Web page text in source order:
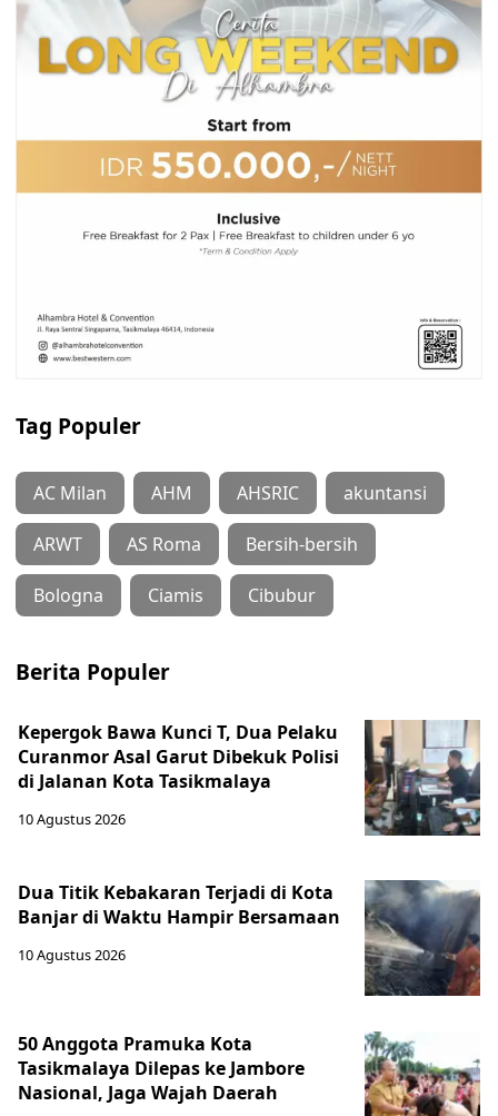
Tag Populer
AC Milan AHM AHSRIC akuntansi
ARWT AS Roma Bersih-bersih
Bologna Ciamis Cibubur
Berita Populer
Kepergok Bawa Kunci T, Dua Pelaku
Curanmor Asal Garut Dibekuk Polisi
di Jalanan Kota Tasikmalaya
10 Agustus 2026
Dua Titik Kebakaran Terjadi di Kota
Banjar di Waktu Hampir Bersamaan
10 Agustus 2026
50 Anggota Pramuka Kota
Tasikmalaya Dilepas ke Jambore
Nasional, Jaga Wajah Daerah